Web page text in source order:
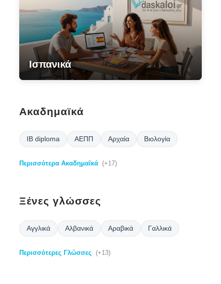
Ισπανικά
Ακαδημαϊκά
IB diploma ΑΕΠΠ Αρχαία Βιολογία
Περισσότερα Ακαδημαϊκά (+17)
Ξένες γλώσσες
Αγγλικά Αλβανικά Αραβικά Γαλλικά
Περισσότερες Γλώσσες (+13)